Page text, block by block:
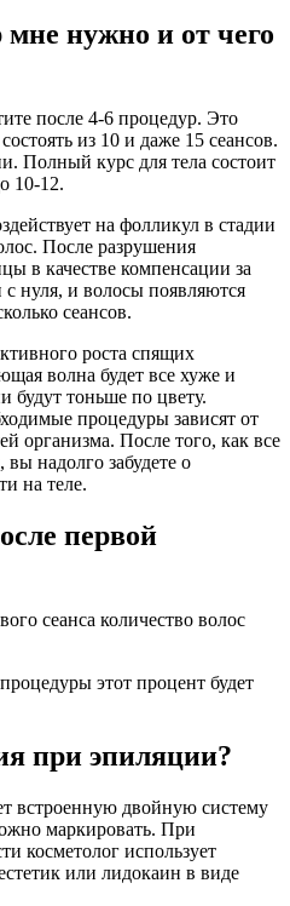
нужно и от чего
после 4-6 процедур. Это
из 10 и даже 15 сеансов.
Полный курс для тела состоит
10-12.
на фолликул в стадии
После разрушения
в качестве компенсации за
нуля, и волосы появляются
сеансов.
роста спящих
волна будет все хуже и
будут тоньше по цвету.
процедуры зависят от
организма. После того, как все
надолго забудете о
на теле.
первой
сеанса количество волос
этот процент будет
при эпиляции?
встроенную двойную систему
маркировать. При
косметолог использует
или лидокаин в виде